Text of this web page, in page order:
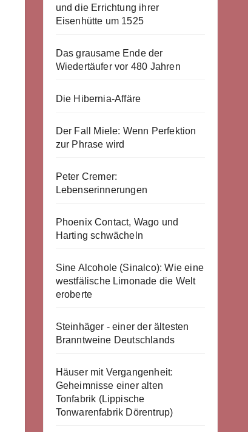
und die Errichtung ihrer
Eisenhütte um 1525
Das grausame Ende der
Wiedertäufer vor 480 Jahren
Die Hibernia-Affäre
Der Fall Miele: Wenn Perfektion
zur Phrase wird
Peter Cremer:
Lebenserinnerungen
Phoenix Contact, Wago und
Harting schwächeln
Sine Alcohole (Sinalco): Wie eine
westfälische Limonade die Welt
eroberte
Steinhäger - einer der ältesten
Branntweine Deutschlands
Häuser mit Vergangenheit:
Geheimnisse einer alten
Tonfabrik (Lippische
Tonwarenfabrik Dörentrup)